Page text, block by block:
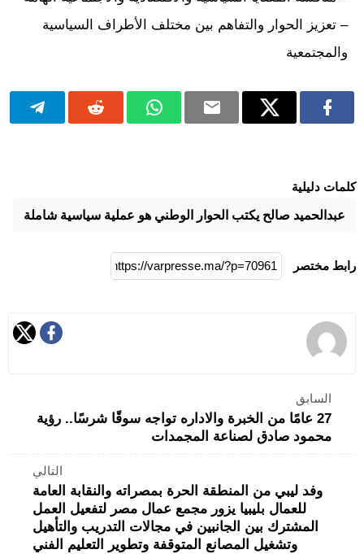
– تعزيز الحوار والتفاهم بين مختلف الأطراف السياسية
والمجتمعية
كلمات دليلية
عبدالحميد صالح يكتب الحوار الوطني هو عملية سياسية شاملة
رابط مختصر
السابق
27 عامًا من الخبرة والاداره تواجه سوقًا شرسًا.. رؤية
محمود صادق لصناعة المجمدات
التالي
وفد ليبي من المنطقة الحرة بمصراته والنقابة العامة
للعمال بليبيا يزور مجمع عمال مصر لتفعيل العمل
المشترك بين الجانبين في مجالات التدريب والتأهيل
وتشغيل المصانع المتوقفة وتطوير التعليم الفني